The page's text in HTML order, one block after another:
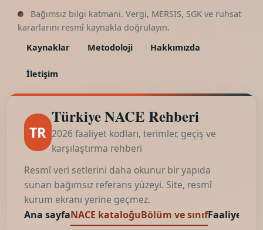
Bağımsız bilgi katmanı. Vergi, MERSİS, SGK ve ruhsat
kararlarını resmî kaynakla doğrulayın.
Kaynaklar
Metodoloji Hakkımızda
İletişim
TR
Türkiye NACE Rehberi
2026 faaliyet kodları, terimler, geçiş ve
karşılaştırma rehberi
Resmî veri setlerini daha okunur bir yapıda
sunan bağımsız referans yüzeyi. Site, resmî
kurum ekranı yerine geçmez.
Ana sayfaNACE kataloğuBölüm ve sınıfFaaliyet